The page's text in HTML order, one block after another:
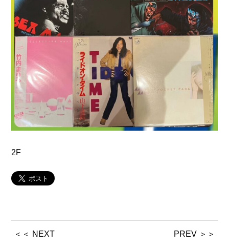
2F
＜＜ NEXT PREV ＞＞